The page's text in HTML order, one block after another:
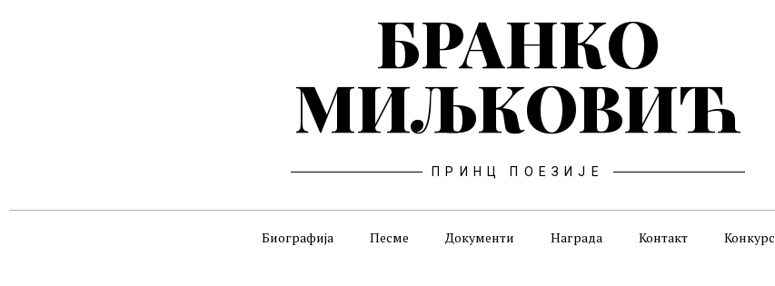
БРАНКО
МИЉКОВИЋ
ПРИНЦ ПОЕЗИЈЕ
Биографија Песме Документи Награда Контакт Конкурс